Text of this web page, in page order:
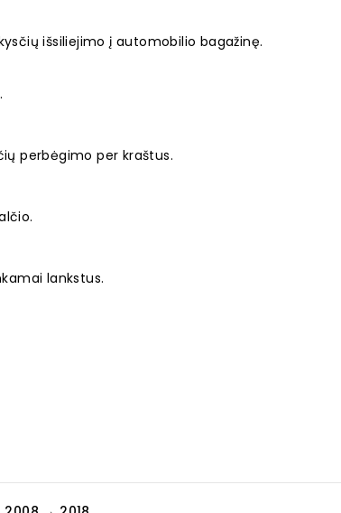
išsiliejimo į automobilio bagažinę.
perbėgimo per kraštus.
lankstus.